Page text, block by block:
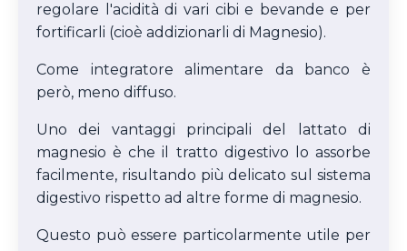
regolare l'acidità di vari cibi e bevande e per
fortificarli (cioè addizionarli di Magnesio).
Come integratore alimentare da banco è
però, meno diffuso.
Uno dei vantaggi principali del lattato di
magnesio è che il tratto digestivo lo assorbe
facilmente, risultando più delicato sul sistema
digestivo rispetto ad altre forme di magnesio.
Questo può essere particolarmente utile per